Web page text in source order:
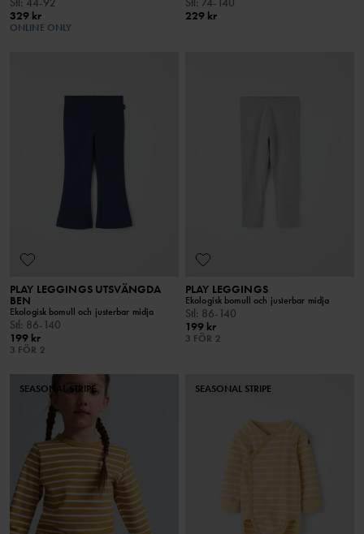
329 kr
ONLINE ONLY
229 kr
PLAY LEGGINGS UTSVÄNGDA
BEN
Ekologisk bomull och justerbar midja
Stl: 86-140
199 kr
3 FÖR 2
PLAY LEGGINGS
Ekologisk bomull och justerbar midja
Stl: 86-140
199 kr
3 FÖR 2
SEASONAL STRIPE SEASONAL STRIPE